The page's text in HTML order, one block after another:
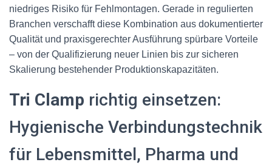
niedriges Risiko für Fehlmontagen. Gerade in regulierten
Branchen verschafft diese Kombination aus dokumentierter
Qualität und praxisgerechter Ausführung spürbare Vorteile
– von der Qualifizierung neuer Linien bis zur sicheren
Skalierung bestehender Produktionskapazitäten.
Tri Clamp richtig einsetzen:
Hygienische Verbindungstechnik
für Lebensmittel, Pharma und